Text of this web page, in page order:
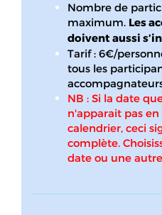
Nombre de
maximum. Les
doivent aussi
Tarif : 6€/
tous les
NB : Si la date
n'apparait pas
calendrier, ceci
complète.
date ou une